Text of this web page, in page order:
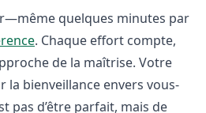
quelques minutes par
. Chaque effort compte,
de la maîtrise. Votre
la bienveillance envers vous-
pas d’être parfait, mais de